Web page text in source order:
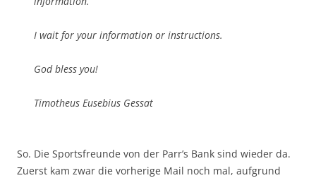
I wait for your information or instructions.
God bless you!
Timotheus Eusebius Gessat
So. Die Sportsfreunde von der Parr’s Bank sind wieder da.
Zuerst kam zwar die vorherige Mail noch mal, aufgrund